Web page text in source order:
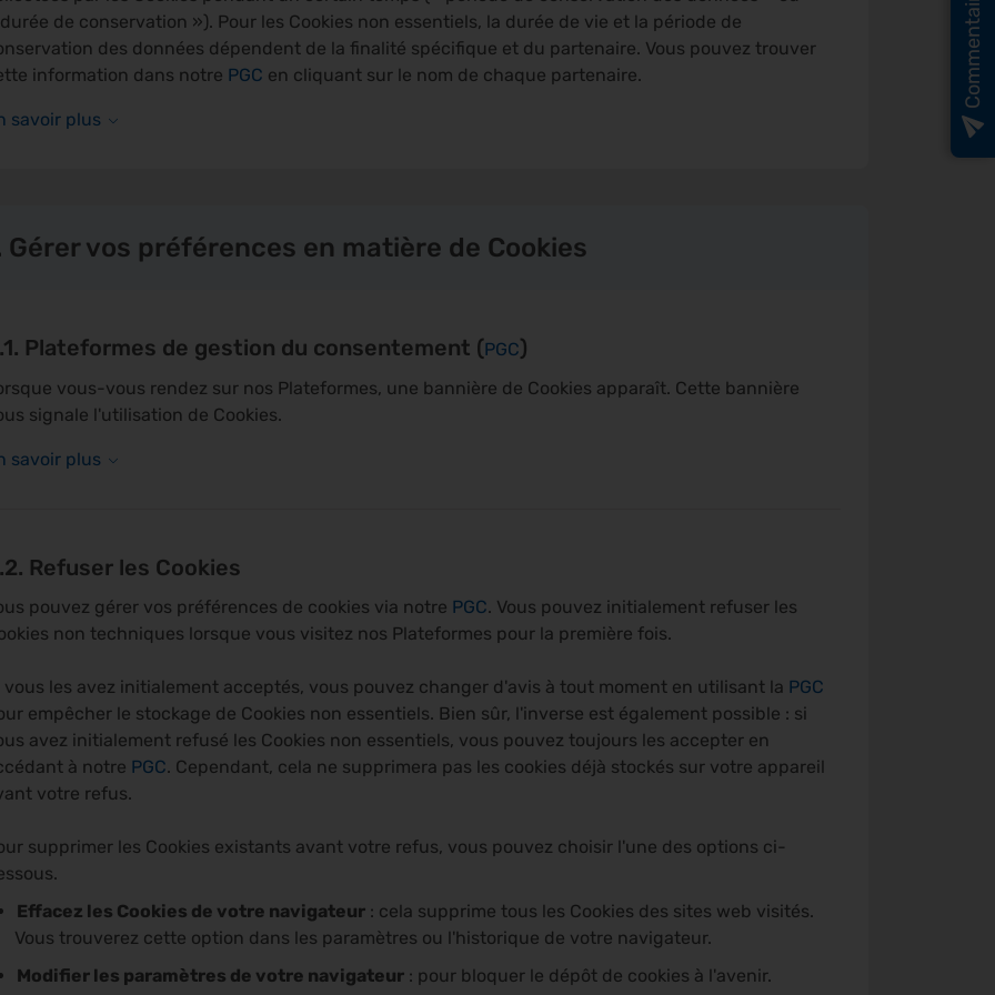
de conservation »). Pour les Cookies non essentiels, la durée de vie et la période de
des données dépendent de la finalité spécifique et du partenaire. Vous pouvez trouver
information dans notre PGC en cliquant sur le nom de chaque partenaire.
savoir plus
Gérer vos préférences en matière de Cookies
Plateformes de gestion du consentement (PGC)
vous-vous rendez sur nos Plateformes, une bannière de Cookies apparaît. Cette bannière
signale l'utilisation de Cookies.
savoir plus
Refuser les Cookies
pouvez gérer vos préférences de cookies via notre PGC. Vous pouvez initialement refuser les
non techniques lorsque vous visitez nos Plateformes pour la première fois.
vous les avez initialement acceptés, vous pouvez changer d'avis à tout moment en utilisant la PGC
empêcher le stockage de Cookies non essentiels. Bien sûr, l'inverse est également possible : si
avez initialement refusé les Cookies non essentiels, vous pouvez toujours les accepter en
à notre PGC. Cependant, cela ne supprimera pas les cookies déjà stockés sur votre appareil
votre refus.
supprimer les Cookies existants avant votre refus, vous pouvez choisir l'une des options ci-
Effacez les Cookies de votre navigateur : cela supprime tous les Cookies des sites web visités.
Vous trouverez cette option dans les paramètres ou l'historique de votre navigateur.
Modifier les paramètres de votre navigateur : pour bloquer le dépôt de cookies à l'avenir.
Commentaires